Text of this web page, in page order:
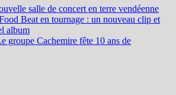
salle de concert en terre vendéenne
Beat en tournage : un nouveau clip et
album
groupe Cachemire fête 10 ans de